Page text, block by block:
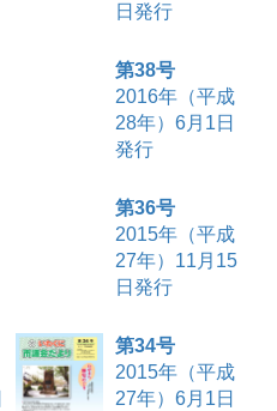
日発行
第38号
2016年（平成
28年）6月1日
発行
第36号
2015年（平成
27年）11月15
日発行
第34号
2015年（平成
27年）6月1日